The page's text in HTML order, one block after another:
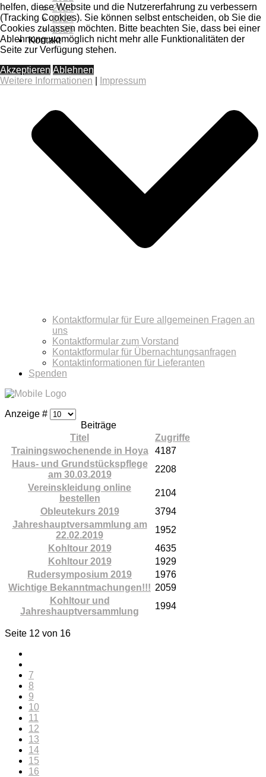
2023
2024
2025
Kontakt
Kontaktformular für Eure allgemeinen Fragen an
uns
Kontaktformular zum Vorstand
Kontaktformular für Übernachtungsanfragen
Kontaktinformationen für Lieferanten
Spenden
Anzeige #
Beiträge
Titel
Zugriffe
Trainingswochenende in Hoya
4187
Haus- und Grundstückspflege
am 30.03.2019
2208
Vereinskleidung online
bestellen
2104
Obleutekurs 2019
3794
Jahreshauptversammlung am
22.02.2019
1952
Kohltour 2019
4635
Kohltour 2019
1929
Rudersymposium 2019
1976
Wichtige Bekanntmachungen!!! 2059
Kohltour und
Jahreshauptversammlung
1994
Seite 12 von 16
7
8
9
10
11
12
13
14
15
16
helfen, diese Website und die Nutzererfahrung zu verbessern
(Tracking Cookies). Sie können selbst entscheiden, ob Sie die
Cookies zulassen möchten. Bitte beachten Sie, dass bei einer
Ablehnung womöglich nicht mehr alle Funktionalitäten der
Seite zur Verfügung stehen.
Akzeptieren Ablehnen
Weitere Informationen
Impressum